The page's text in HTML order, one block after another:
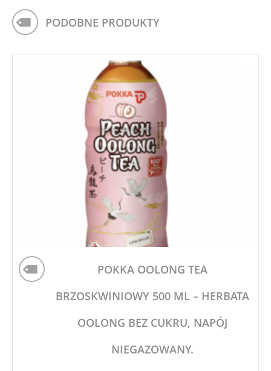
PODOBNE PRODUKTY
POKKA OOLONG TEA
BRZOSKWINIOWY 500 ML – HERBATA
OOLONG BEZ CUKRU, NAPÓJ
NIEGAZOWANY.